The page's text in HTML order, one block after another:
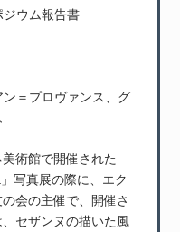
ジウム報告書
＝プロヴァンス、グ
術館で開催された
写真展の際に、エク
会の主催で、開催さ
セザンヌの描いた風